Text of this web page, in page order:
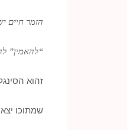
הזמר חיים
“להאמין”
זהוא הסינגל
שמתוכו